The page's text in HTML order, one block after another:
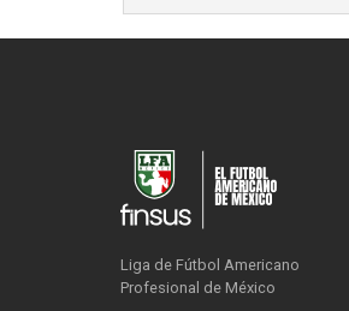
Liga de Fútbol Americano
Profesional de México